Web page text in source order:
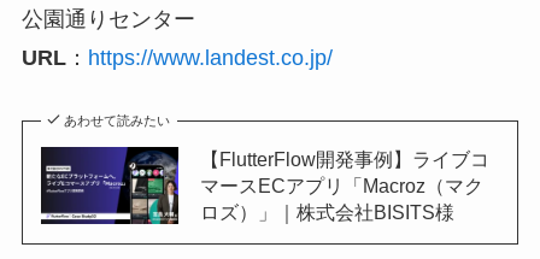
公園通りセンター
URL： https://www.landest.co.jp/
あわせて読みたい
【FlutterFlow開発事例】ライブコ
マースECアプリ「Macroz（マク
ロズ）」｜株式会社BISITS様